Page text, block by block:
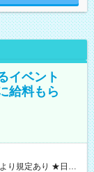
イベント
給料もら